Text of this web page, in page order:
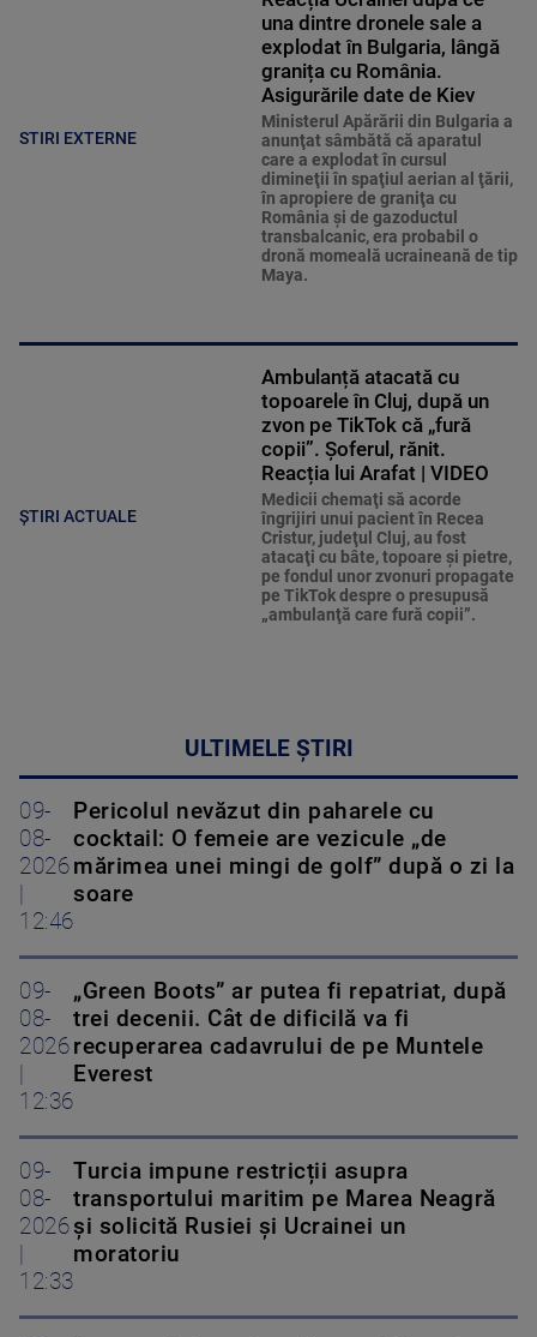
STIRI EXTERNE
una dintre dronele sale a
explodat în Bulgaria, lângă
granița cu România.
Asigurările date de Kiev
Ministerul Apărării din Bulgaria a
anunţat sâmbătă că aparatul
care a explodat în cursul
dimineţii în spaţiul aerian al ţării,
în apropiere de graniţa cu
România şi de gazoductul
transbalcanic, era probabil o
dronă momeală ucraineană de tip
Maya.
ȘTIRI ACTUALE
Ambulanță atacată cu
topoarele în Cluj, după un
zvon pe TikTok că „fură
copii”. Șoferul, rănit.
Reacția lui Arafat | VIDEO
Medicii chemaţi să acorde
îngrijiri unui pacient în Recea
Cristur, judeţul Cluj, au fost
atacaţi cu bâte, topoare şi pietre,
pe fondul unor zvonuri propagate
pe TikTok despre o presupusă
„ambulanţă care fură copii”.
ULTIMELE ȘTIRI
09-
08-
2026
12:46
Pericolul nevăzut din paharele cu
cocktail: O femeie are vezicule „de
mărimea unei mingi de golf” după o zi la
soare
09-
08-
2026
12:36
„Green Boots” ar putea fi repatriat, după
trei decenii. Cât de dificilă va fi
recuperarea cadavrului de pe Muntele
Everest
09-
08-
2026
12:33
Turcia impune restricții asupra
transportului maritim pe Marea Neagră
și solicită Rusiei și Ucrainei un
moratoriu